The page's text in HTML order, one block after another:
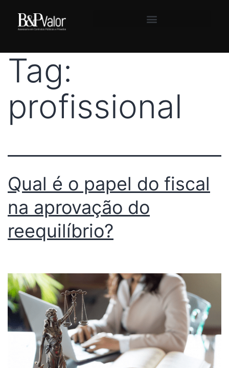
Tag:
profissional
Qual é o papel do fiscal
na aprovação do
reequilíbrio?